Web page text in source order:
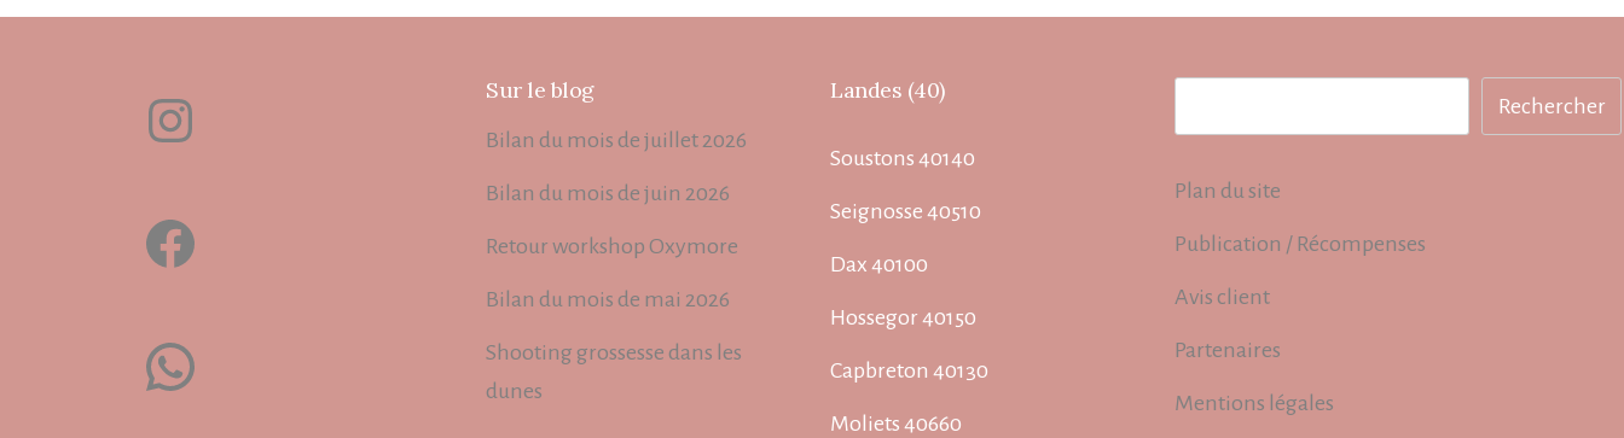
Instagram
Facebook
WhatsApp
Sur le blog
Bilan du mois de juillet 2026
Bilan du mois de juin 2026
Retour workshop Oxymore
Bilan du mois de mai 2026
Shooting grossesse dans les
dunes
Landes (40)
Soustons 40140
Seignosse 40510
Dax 40100
Hossegor 40150
Capbreton 40130
Moliets 40660
Rechercher
Plan du site
Publication / Récompenses
Avis client
Partenaires
Mentions légales